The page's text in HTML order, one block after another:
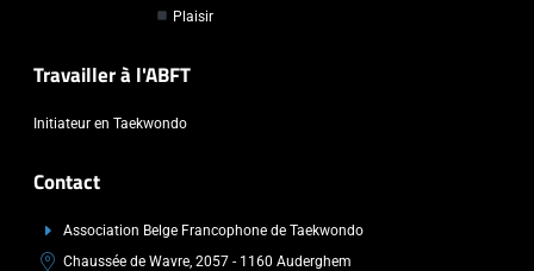
Plaisir
Travailler à l'ABFT
Initiateur en Taekwondo
Contact
Association Belge Francophone de Taekwondo
Chaussée de Wavre, 2057 - 1160 Auderghem